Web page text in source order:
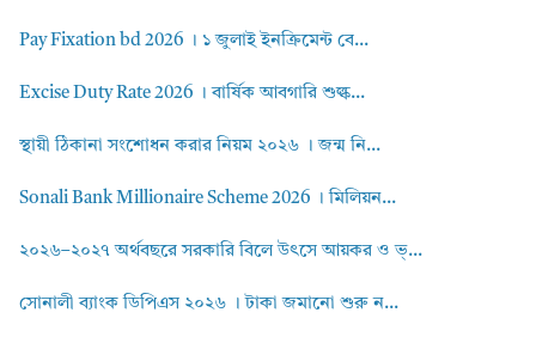
Pay Fixation bd 2026 । ১ জুলাই ইনক্রিমেন্ট বে...
Excise Duty Rate 2026 । বার্ষিক আবগারি শুল্ক...
স্থায়ী ঠিকানা সংশোধন করার নিয়ম ২০২৬ । জন্ম নি...
Sonali Bank Millionaire Scheme 2026 । মিলিয়ন...
২০২৬–২০২৭ অর্থবছরে সরকারি বিলে উৎসে আয়কর ও ভ্...
সোনালী ব্যাংক ডিপিএস ২০২৬ । টাকা জমানো শুরু ন...